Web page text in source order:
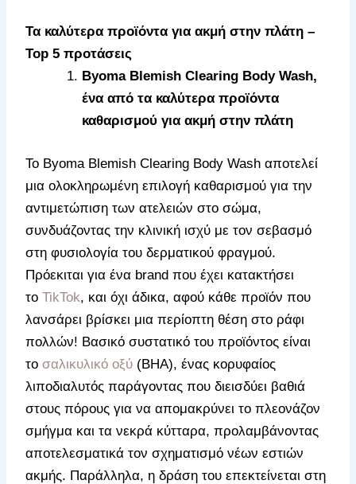
Τα καλύτερα προϊόντα για ακμή στην πλάτη –
Top 5 προτάσεις
Byoma Blemish Clearing Body Wash,
ένα από τα καλύτερα προϊόντα
καθαρισμού για ακμή στην πλάτη
Το Byoma Blemish Clearing Body Wash αποτελεί
μια ολοκληρωμένη επιλογή καθαρισμού για την
αντιμετώπιση των ατελειών στο σώμα,
συνδυάζοντας την κλινική ισχύ με τον σεβασμό
στη φυσιολογία του δερματικού φραγμού.
Πρόεκιται για ένα brand που έχει κατακτήσει
τοTikTok, και όχι άδικα, αφού κάθε προϊόν που
λανσάρει βρίσκει μια περίοπτη θέση στο ράφι
πολλών! Βασικό συστατικό του προϊόντος είναι
τοσαλικυλικό οξύ (BHA), ένας κορυφαίος
λιποδιαλυτός παράγοντας που διεισδύει βαθιά
στους πόρους για να απομακρύνει το πλεονάζον
σμήγμα και τα νεκρά κύτταρα, προλαμβάνοντας
αποτελεσματικά τον σχηματισμό νέων εστιών
ακμής. Παράλληλα, η δράση του επεκτείνεται στη